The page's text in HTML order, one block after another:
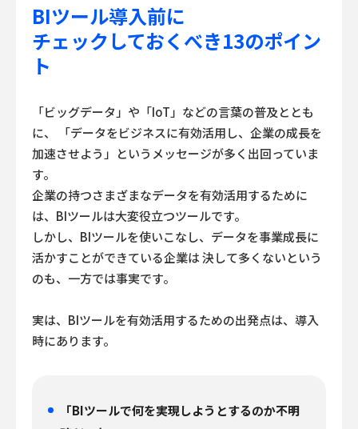
BIツール導入前に
チェックしておくべき13のポイン
ト
「ビッグデータ」や「IoT」などの言葉の普及ととも
に、
「データをビジネスに有効活用し、企業の成長を
加速させよう」というメッセージが多く出回っていま
す。
企業の持つさまざまなデータを有効活用するために
は、BIツールは大変役立つツールです。
しかし、BIツールを使いこなし、データを事業成長に
活かすことができている企業は決して多くないという
のも、一方では事実です。
実は、BIツールを有効活用するための出発点は、導入
時にあります。
「BIツールで何を実現しようとするのか不明